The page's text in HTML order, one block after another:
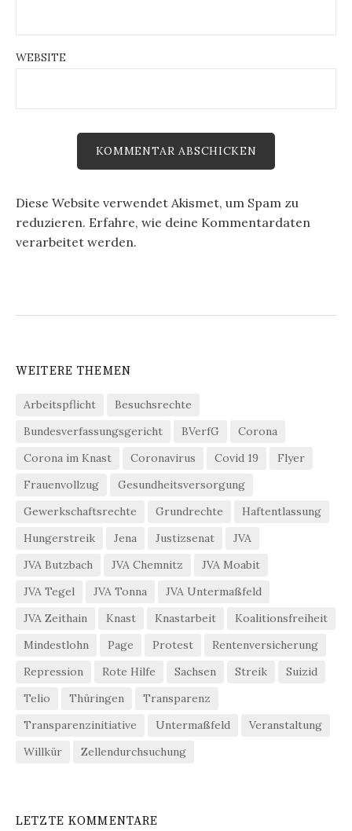
WEBSITE
Diese Website verwendet Akismet, um Spam zu
reduzieren. Erfahre, wie deine Kommentardaten
verarbeitet werden.
WEITERE THEMEN
Arbeitspflicht
Besuchsrechte
Bundesverfassungsgericht
BVerfG
Corona
Corona im Knast
Coronavirus Covid 19
Flyer
Frauenvollzug
Gesundheitsversorgung
Gewerkschaftsrechte
Grundrechte
Haftentlassung
Hungerstreik
Jena Justizsenat
JVA
JVA Butzbach
JVA Chemnitz
JVA Moabit
JVA Tegel
JVA Tonna
JVA Untermaßfeld
JVA Zeithain
Knast Knastarbeit
Koalitionsfreiheit
Mindestlohn
Page Protest
Rentenversicherung
Repression
Rote Hilfe Sachsen Streik
Suizid
Telio
Thüringen
Transparenz
Transparenzinitiative
Untermaßfeld
Veranstaltung
Willkür
Zellendurchsuchung
LETZTE KOMMENTARE